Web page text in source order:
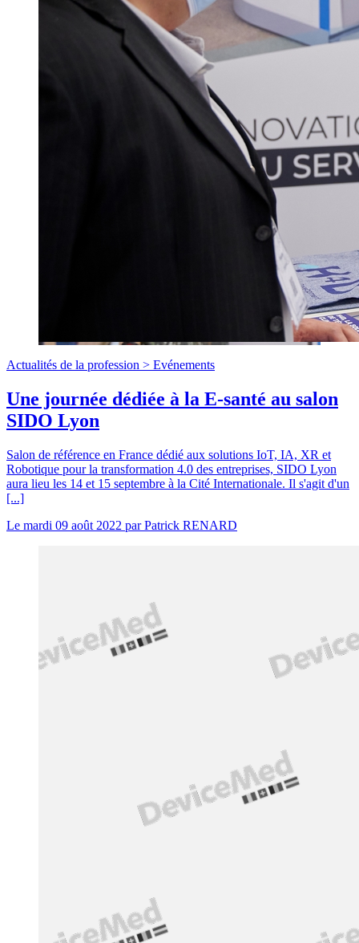
Actualités de la profession > Evénements
Une journée dédiée à la E-santé au salon
SIDO Lyon
Salon de référence en France dédié aux solutions IoT, IA, XR et
Robotique pour la transformation 4.0 des entreprises, SIDO Lyon
aura lieu les 14 et 15 septembre à la Cité Internationale. Il s'agit d'un
[...]
Le mardi 09 août 2022 parPatrick RENARD